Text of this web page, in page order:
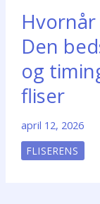
Den
og
fliser
april 12, 2026
FLISERENS